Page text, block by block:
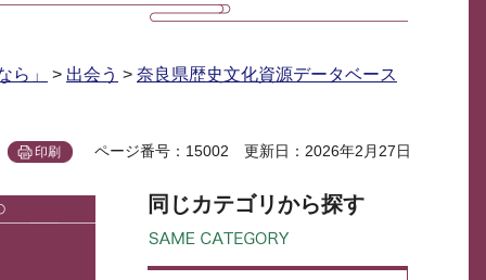
ら」 > 出会う > 奈良県歴史文化資源データベース
印刷 ページ番号：15002 更新日：2026年2月27日
同じカテゴリから探す